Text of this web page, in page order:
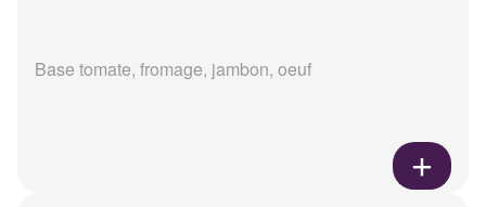
Base tomate, fromage, jambon, oeuf